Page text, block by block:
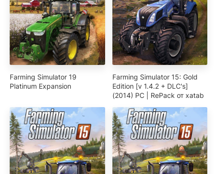
Farming Simulator 19
Platinum Expansion
Farming Simulator 15: Gold
Edition [v 1.4.2 + DLC's]
(2014) PC | RePack от xatab